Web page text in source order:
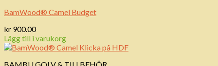
BamWood® Camel Budget
kr 900.00
Lägg till i varukorg